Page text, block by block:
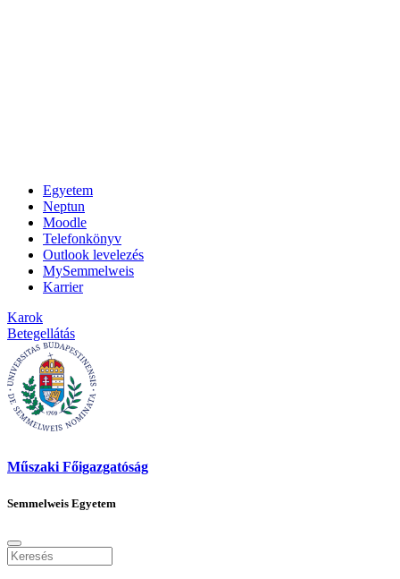
Egyetem
Neptun
Moodle
Telefonkönyv
Outlook levelezés
MySemmelweis
Karrier
Karok
Betegellátás
Műszaki Főigazgatóság
Semmelweis Egyetem